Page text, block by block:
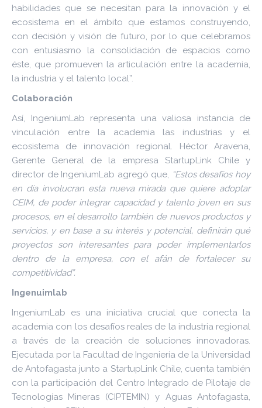
habilidades que se necesitan para la innovación y el
ecosistema en el ámbito que estamos construyendo,
con decisión y visión de futuro, por lo que celebramos
con entusiasmo la consolidación de espacios como
éste, que promueven la articulación entre la academia,
la industria y el talento local”.
Colaboración
Así, IngeniumLab representa una valiosa instancia de
vinculación entre la academia las industrias y el
ecosistema de innovación regional. Héctor Aravena,
Gerente General de la empresa StartupLink Chile y
director de IngeniumLab agregó que, “Estos desafíos hoy
en día involucran esta nueva mirada que quiere adoptar
CEIM, de poder integrar capacidad y talento joven en sus
procesos, en el desarrollo también de nuevos productos y
servicios, y en base a su interés y potencial, definirán qué
proyectos son interesantes para poder implementarlos
dentro de la empresa, con el afán de fortalecer su
competitividad”.
Ingenuimlab
IngeniumLab es una iniciativa crucial que conecta la
academia con los desafíos reales de la industria regional
a través de la creación de soluciones innovadoras.
Ejecutada por la Facultad de Ingeniería de la Universidad
de Antofagasta junto a StartupLink Chile, cuenta también
con la participación del Centro Integrado de Pilotaje de
Tecnologías Mineras (CIPTEMIN) y Aguas Antofagasta,